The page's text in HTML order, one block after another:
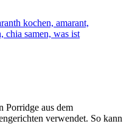
Porridge aus dem
verwendet. So kann